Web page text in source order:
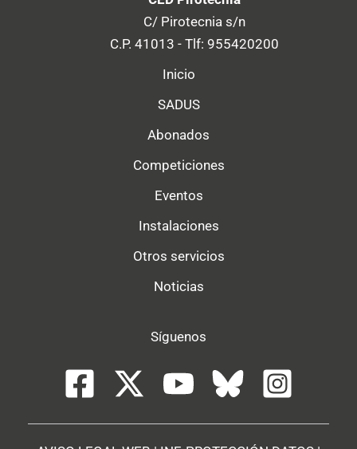
C/ Pirotecnia s/n
C.P. 41013 - Tlf: 955420200
Inicio
SADUS
Abonados
Competiciones
Eventos
Instalaciones
Otros servicios
Noticias
Síguenos